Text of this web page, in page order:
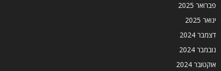
פברואר 2025
ינואר 2025
דצמבר 2024
נובמבר 2024
אוקטובר 2024